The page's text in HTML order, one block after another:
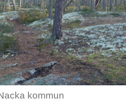
kommun